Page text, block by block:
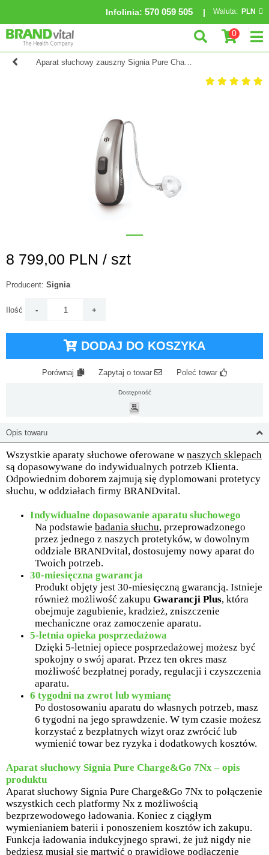
Infolinia: 570 059 505 Waluta: PLN
0
Aparat słuchowy zauszny Signia Pure Charge&Go 7Nx
8 799,00 PLN / szt
Producent: Signia
Ilość
DODAJ DO KOSZYKA
Porównaj Zapytaj o towar Poleć towar
Dostępność
Opis towaru
Wszystkie aparaty słuchowe oferowane w naszych sklepach
są dopasowywane do indywidualnych potrzeb Klienta.
Odpowiednim doborem zajmują się dyplomowani protetycy
słuchu, w oddziałach firmy BRANDvital.
Indywidualne dopasowanie aparatu słuchowego
Na podstawie badania słuchu, przeprowadzonego
przez jednego z naszych protetyków, w dowolnym
oddziale BRANDvital, dostosujemy nowy aparat do
Twoich potrzeb.
30-miesięczna gwarancja
Produkt objęty jest 30-miesięczną gwarancją. Istnieje
również możliwość zakupu Gwarancji Plus, która
obejmuje zagubienie, kradzież, zniszczenie
mechaniczne oraz zamoczenie aparatu.
5-letnia opieka posprzedażowa
Dzięki 5-letniej opiece posprzedażowej możesz być
spokojny o swój aparat. Przez ten okres masz
możliwość bezpłatnej porady, regulacji i czyszczenia
aparatu.
6 tygodni na zwrot lub wymianę
Po dostosowaniu aparatu do własnych potrzeb, masz
6 tygodni na jego sprawdzenie. W tym czasie możesz
korzystać z bezpłatnych wizyt oraz zwrócić lub
wymienić towar bez ryzyka i dodatkowych kosztów.
Aparat słuchowy Signia Pure Charge&Go 7Nx – opis
produktu
Aparat słuchowy Signia Pure Charge&Go 7Nx to połączenie
wszystkich cech platformy Nx z możliwością
bezprzewodowego ładowania. Koniec z ciągłym
wymienianiem baterii i ponoszeniem kosztów ich zakupu.
Funkcja ładowania indukcyjnego sprawi, że już nigdy nie
będziesz musiał się martwić o prawidłowe podłączenie